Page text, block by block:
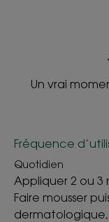
Un vrai
Fréquence
Quotidien
Appliquer 2 ou 3
Faire mousser